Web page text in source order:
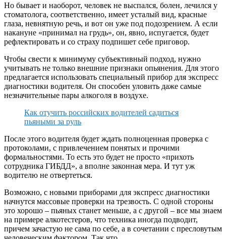
Но бывает и наоборот, человек не выспался, болен, лечился у
стоматолога, соответственно, имеет усталый вид, красные
глаза, невнятную речь, и вот он уже под подозрением. А если
накануне «принимал на грудь», он, явно, испугается, будет
рефлектировать и со страху подпишет себе приговор.
Чтобы свести к минимуму субъективный подход, нужно
учитывать не только внешние признаки опьянения. Для этого
предлагается использовать специальный прибор для экспресс
диагностики водителя. Он способен уловить даже самые
незначительные пары алкоголя в воздухе.
Как отучить российских водителей садиться
пьяными за руль
После этого водителя будет ждать полноценная проверка с
протоколами, с привлечением понятых и прочими
формальностями. То есть это будет не просто «прихоть
сотрудника ГИБДД», а вполне законная мера. И тут уж
водителю не отвертеться.
Возможно, с новыми приборами для экспресс диагностики
начнутся массовые проверки на трезвость. С одной стороны
это хорошо – пьяных станет меньше, а с другой – все мы знаем
на примере алкотестеров, что техника иногда подводит,
причем зачастую не сама по себе, а в сочетании с пресловутым